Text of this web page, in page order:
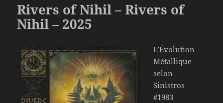
Rivers of Nihil – Rivers of
Nihil – 2025
L’Évolution
Métallique
selon
Sinistros
#1983